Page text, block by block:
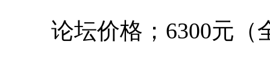
论坛价格；6300元